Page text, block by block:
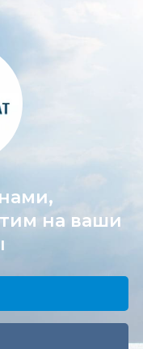
на ваши